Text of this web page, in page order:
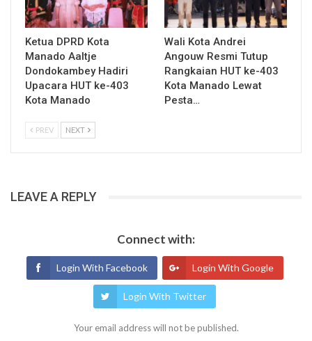
Ketua DPRD Kota
Manado Aaltje
Dondokambey Hadiri
Upacara HUT ke-403
Kota Manado
Wali Kota Andrei
Angouw Resmi Tutup
Rangkaian HUT ke-403
Kota Manado Lewat
Pesta…
PREV NEXT
LEAVE A REPLY
Connect with:
Login With Facebook Login With Google
Login With Twitter
Your email address will not be published.